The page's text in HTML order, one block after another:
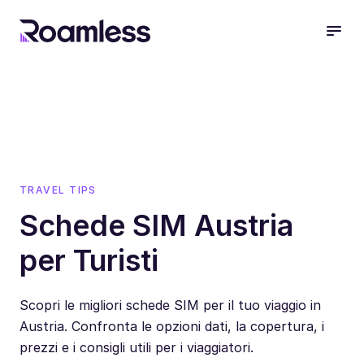
TRAVEL TIPS
Schede SIM Austria
per Turisti
Scopri le migliori schede SIM per il tuo viaggio in
Austria. Confronta le opzioni dati, la copertura, i
prezzi e i consigli utili per i viaggiatori.